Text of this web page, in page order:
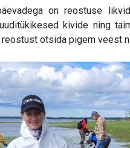
on reostuse
kivide ning
otsida pigem veest